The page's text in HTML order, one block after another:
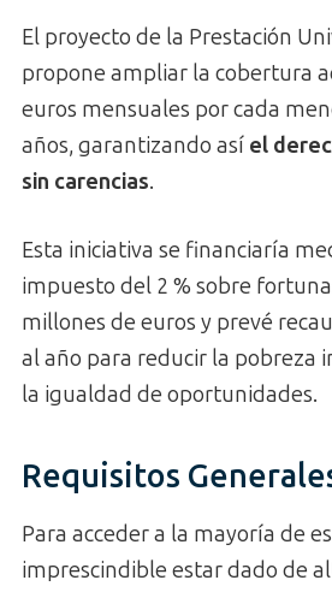
El proyecto de la Prestación
propone ampliar la cobertura
euros mensuales por cada
años, garantizando así el
sin carencias.
Esta iniciativa se financiaría
impuesto del 2 % sobre
millones de euros y prevé
al año para reducir la pobreza
la igualdad de oportunidades.
Requisitos
Para acceder a la mayoría de
imprescindible estar dado de